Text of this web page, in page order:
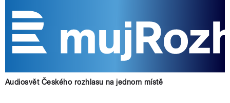
Audiosvět Českého rozhlasu na jednom místě